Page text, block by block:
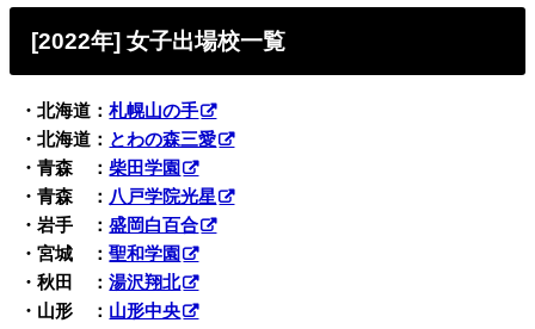
[2022年] 女子出場校一覧
・北海道：札幌山の手
・北海道： とわの森三愛
・青森 ：柴田学園
・青森 ： 八戸学院光星
・岩手 ：盛岡白百合
・宮城 ：聖和学園
・秋田 ：湯沢翔北
・山形 ： 山形中央